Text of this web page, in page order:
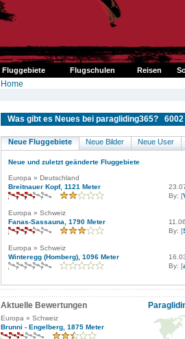
Fluggebiete Flugschulen Reisen
Home
Was gibt es Neues bei paragliding365?
Neue Fluggebiete Neue Bilder Neue User
Neue und zuletzt geänderte Fluggebiete
Europa » Deutschland
Breitnauer Kopf, 1121 Meter
By: [
Europa » Schweiz
Fanas-Sassauna, 1790 Meter
By: [
Europa » Schweiz
Winteregg (Homberg), 1096 Meter
By: [
Aktuelle Bewertungen
Europa » Schweiz
Brunni - Engelberg, 1875 Meter